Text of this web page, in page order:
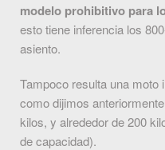
modelo prohibitivo para
esto tiene inferencia los
asiento.
Tampoco resulta una moto
como dijimos
kilos, y alrededor de 200
de capacidad).